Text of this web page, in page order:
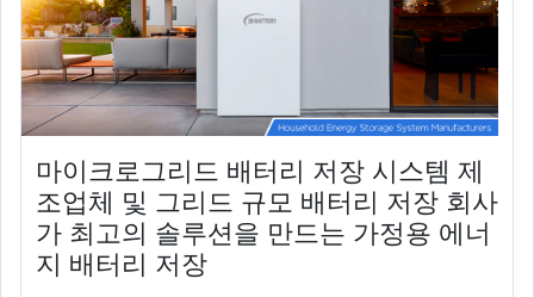
마이크로그리드 배터리 저장 시스템 제
조업체 및 그리드 규모 배터리 저장 회사
가 최고의 솔루션을 만드는 가정용 에너
지 배터리 저장